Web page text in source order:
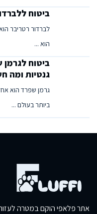
ביטוח ללברדור 2026 | כיסוי דיספלסיה
לברדור רטריבר
הוא ...
גנטיות ומה
גרמן שפרד הוא
ביותר בעולם ...
אתר פלאפי הוקם במטרה לעזור